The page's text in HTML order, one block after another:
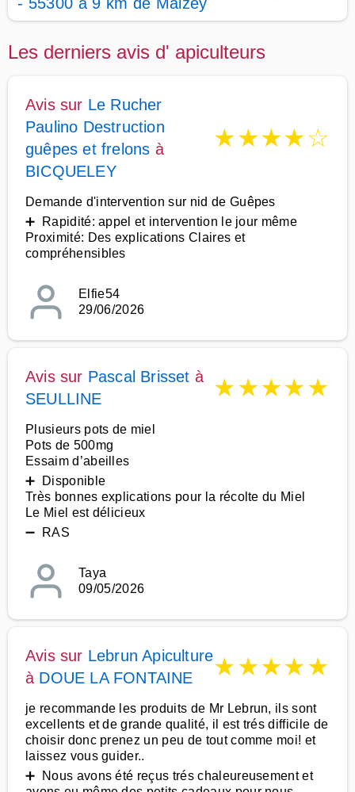
Les derniers avis d' apiculteurs
Avis sur Le Rucher
Paulino Destruction
guêpes et frelons à
BICQUELEY
★★★★☆
Demande d'intervention sur nid de Guêpes
➕ Rapidité: appel et intervention le jour même
Proximité: Des explications Claires et
compréhensibles
Elfie54
29/06/2026
Avis sur Pascal Brisset à
SEULLINE
★★★★★
Plusieurs pots de miel
Pots de 500mg
Essaim d’abeilles
➕ Disponible
Très bonnes explications pour la récolte du Miel
Le Miel est délicieux
➖ RAS
Taya
09/05/2026
Avis sur Lebrun Apiculture
à DOUE LA FONTAINE ★★★★★
je recommande les produits de Mr Lebrun, ils sont
excellents et de grande qualité, il est trés difficile de
choisir donc prenez un peu de tout comme moi! et
laissez vous guider..
➕ Nous avons été reçus trés chaleureusement et